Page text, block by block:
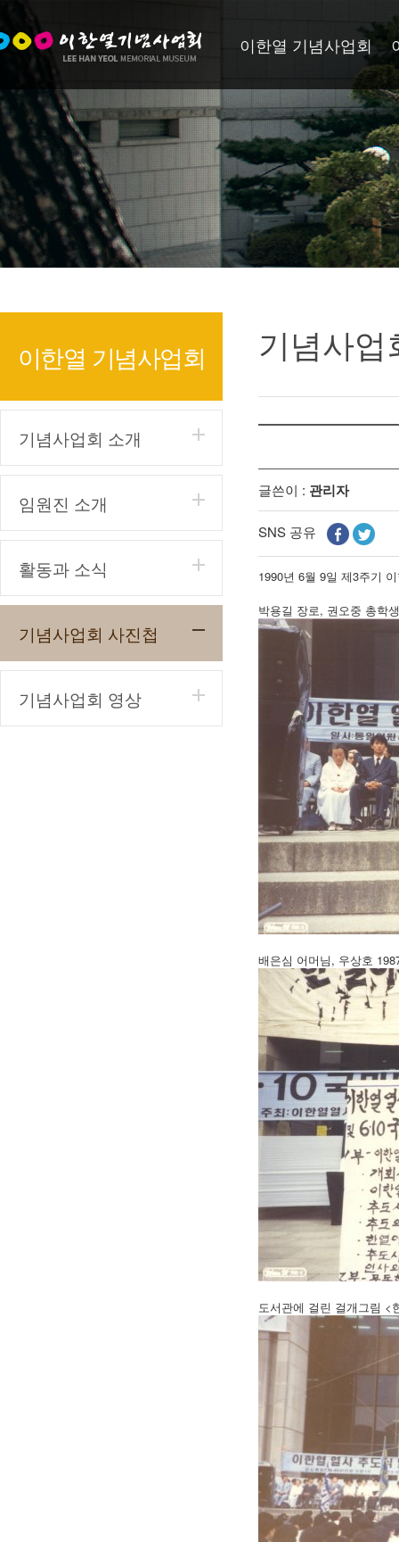
이한열 기념사업회
이한열 기념사업회
기념사업회 소개
임원진 소개
활동과 소식
기념사업회 사진첩
기념사업회 영상
기념사업
글쓴이 : 관리자
SNS 공유
1990년 6월 9일 제3주기
박용길 장로, 권오중 총학
배은심 어머님, 우상호
도서관에 걸린 걸개그림 <